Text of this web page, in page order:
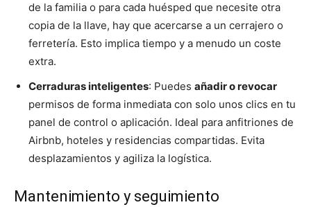
de la familia o para cada huésped que necesite otra
copia de la llave, hay que acercarse a un cerrajero o
ferretería. Esto implica tiempo y a menudo un coste
extra.
Cerraduras inteligentes: Puedes añadir o revocar
permisos de forma inmediata con solo unos clics en tu
panel de control o aplicación. Ideal para anfitriones de
Airbnb, hoteles y residencias compartidas. Evita
desplazamientos y agiliza la logística.
Mantenimiento y seguimiento